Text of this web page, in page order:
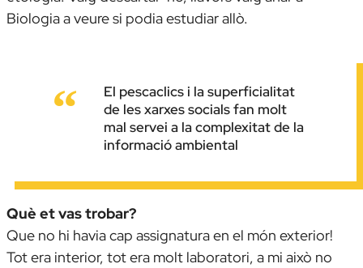
Biologia a veure si podia estudiar allò.
El pescaclics i la superficialitat
de les xarxes socials fan molt
mal servei a la complexitat de la
informació ambiental
Què et vas trobar?
Que no hi havia cap assignatura en el món exterior!
Tot era interior, tot era molt laboratori, a mi això no